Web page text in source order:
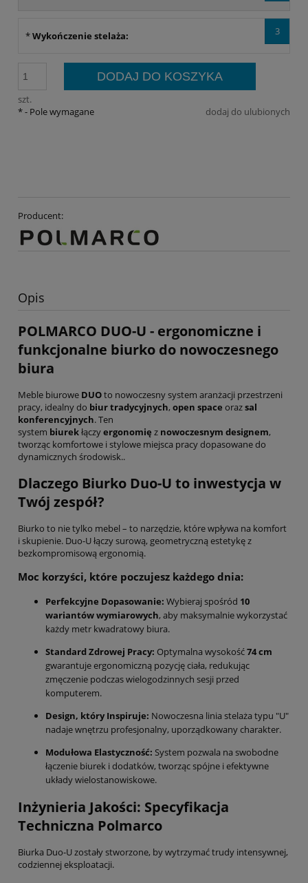
3
*Wykończenie stelaża:
szt.
DODAJ DO KOSZYKA
dodaj do ulubionych
*- Pole wymagane
Producent:
Opis
POLMARCO DUO-U - ergonomiczne i
funkcjonalne biurko do nowoczesnego
biura
Meble biurowe DUOto nowoczesny system aranżacji przestrzeni
pracy, idealny do biur tradycyjnych, open space orazsal
konferencyjnych. Ten
system biurekłączyergonomię z nowoczesnym designem,
tworząc komfortowe i stylowe miejsca pracy dopasowane do
dynamicznych środowisk..
Dlaczego Biurko Duo-U to inwestycja w
Twój zespół?
Biurko to nie tylko mebel – to narzędzie, które wpływa na komfort
i skupienie. Duo-U łączy surową, geometryczną estetykę z
bezkompromisową ergonomią.
Moc korzyści, które poczujesz każdego dnia:
Perfekcyjne Dopasowanie: Wybieraj spośród 10
wariantów wymiarowych, aby maksymalnie wykorzystać
każdy metr kwadratowy biura.
Standard Zdrowej Pracy: Optymalna wysokość74 cm
gwarantuje ergonomiczną pozycję ciała, redukując
zmęczenie podczas wielogodzinnych sesji przed
komputerem.
Design, który Inspiruje: Nowoczesna linia stelaża typu "U"
nadaje wnętrzu profesjonalny, uporządkowany charakter.
Modułowa Elastyczność: System pozwala na swobodne
łączenie biurek i dodatków, tworząc spójne i efektywne
układy wielostanowiskowe.
Inżynieria Jakości: Specyfikacja
Techniczna Polmarco
Biurka Duo-U zostały stworzone, by wytrzymać trudy intensywnej,
codziennej eksploatacji.